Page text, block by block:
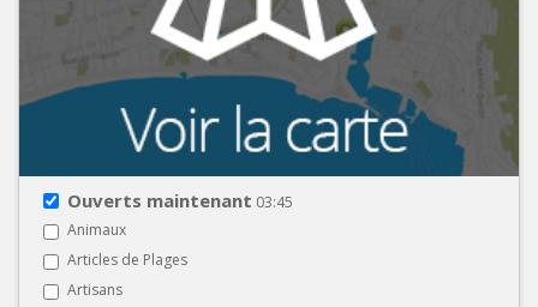
Ouverts maintenant 03:45
Animaux
Articles de Plages
Artisans